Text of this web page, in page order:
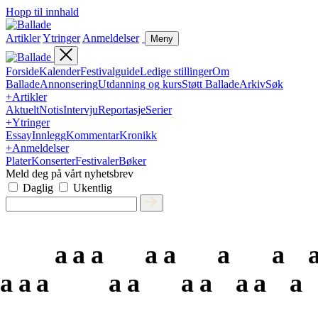
Hopp til innhald
ArtiklerYtringer Anmeldelser Meny
ForsideKalenderFestivalguideLedige stillingerOm
BalladeAnnonseringUtdanning og kursStøtt BalladeArkivSøk
+Artikler
AktueltNotisIntervjuReportasjeSerier
+Ytringer
EssayInnleggKommentarKronikk
+Anmeldelser
PlaterKonserterFestivalerBøker
Meld deg på vårt nyhetsbrev
Daglig
Ukentlig
a a
a
a
a
a
a
a
a